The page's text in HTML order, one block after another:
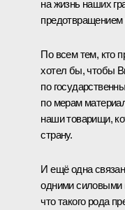
на жизнь наших
предотвращением
По всем тем, кто
хотел бы, чтобы
по
по мерам
наши товарищи,
страну.
И ещё одна
одними силовыми
что такого рода